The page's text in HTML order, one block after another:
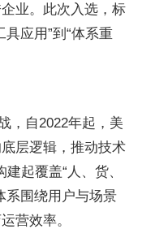
业。此次入选，标
应用”到“体系重
，自2022年起，美
层逻辑，推动技术
起覆盖“人、货、
系围绕用户与场景
营效率。